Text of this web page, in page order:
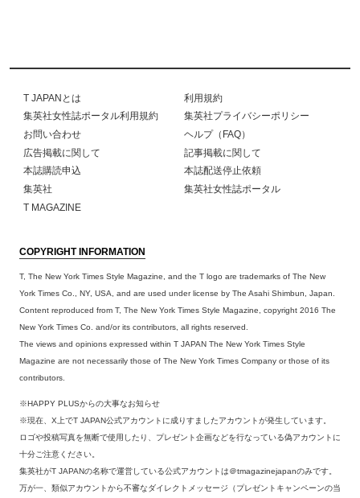
T JAPANとは
利用規約
集英社女性誌ポータル利用規約
集英社プライバシーポリシー
お問い合わせ
ヘルプ（FAQ）
広告掲載に関して
記事掲載に関して
本誌購読申込
本誌配送停止依頼
集英社
集英社女性誌ポータル
T MAGAZINE
COPYRIGHT INFORMATION
T, The New York Times Style Magazine, and the T logo are trademarks of The New
York Times Co., NY, USA, and are used under license by The Asahi Shimbun, Japan.
Content reproduced from T, The New York Times Style Magazine, copyright 2016 The
New York Times Co. and/or its contributors, all rights reserved.
The views and opinions expressed within T JAPAN The New York Times Style
Magazine are not necessarily those of The New York Times Company or those of its
contributors.
※HAPPY PLUSからの大事なお知らせ
※現在、X上でT JAPAN公式アカウントに成りすましたアカウントが発生しています。
ロゴや投稿写真を無断で使用したり、プレゼント企画などを行なっている偽アカウントに
十分ご注意ください。
集英社がT JAPANの名称で運営している公式アカウントは＠tmagazinejapanのみです。
万が一、類似アカウントから不審なダイレクトメッセージ（プレゼントキャンペーンの当